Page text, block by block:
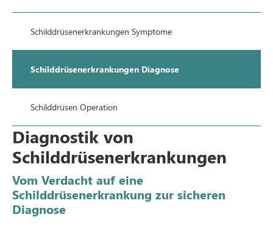
Schilddrüsenerkrankungen Symptome
Schilddrüsenerkrankungen Diagnose
Schilddrüsen Operation
Diagnostik von
Schilddrüsenerkrankungen
Vom Verdacht auf eine
Schilddrüsenerkrankung zur sicheren
Diagnose